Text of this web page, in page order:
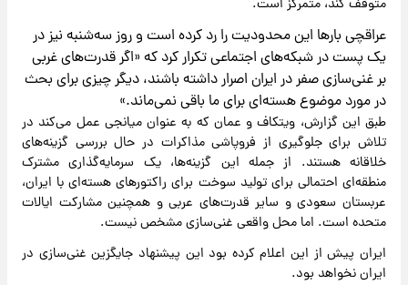
متوقف کند، متمرکز است.
عراقچی بارها این محدودیت را رد کرده است و روز سه‌شنبه نیز در
یک پست در شبکه‌های اجتماعی تکرار کرد که «اگر قدرت‌های غربی
بر غنی‌سازی صفر در ایران اصرار داشته باشند، دیگر چیزی برای بحث
در مورد موضوع هسته‌ای برای ما باقی نمی‌ماند.»
طبق این گزارش، ویتکاف و عمان که به عنوان میانجی عمل می‌کند در
تلاش برای جلوگیری از فروپاشی مذاکرات در حال بررسی گزینه‌های
خلاقانه هستند. از جمله این گزینه‌ها، یک سرمایه‌گذاری مشترک
منطقه‌ای احتمالی برای تولید سوخت برای راکتورهای هسته‌ای با ایران،
عربستان سعودی و سایر قدرت‌های عربی و همچنین مشارکت ایالات
متحده است. اما محل واقعی غنی‌سازی مشخص نیست.
ایران پیش از این اعلام کرده بود این پیشنهاد جایگزین غنی‌سازی در
ایران نخواهد بود.